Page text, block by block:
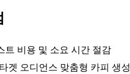
트 비용 및 소요 시간 절감
겟 오디언스 맞춤형 카피 생성